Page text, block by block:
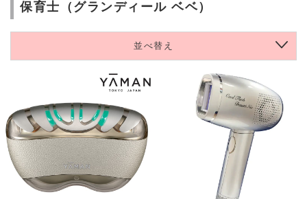
保育士（グランディール ベベ）
並べ替え